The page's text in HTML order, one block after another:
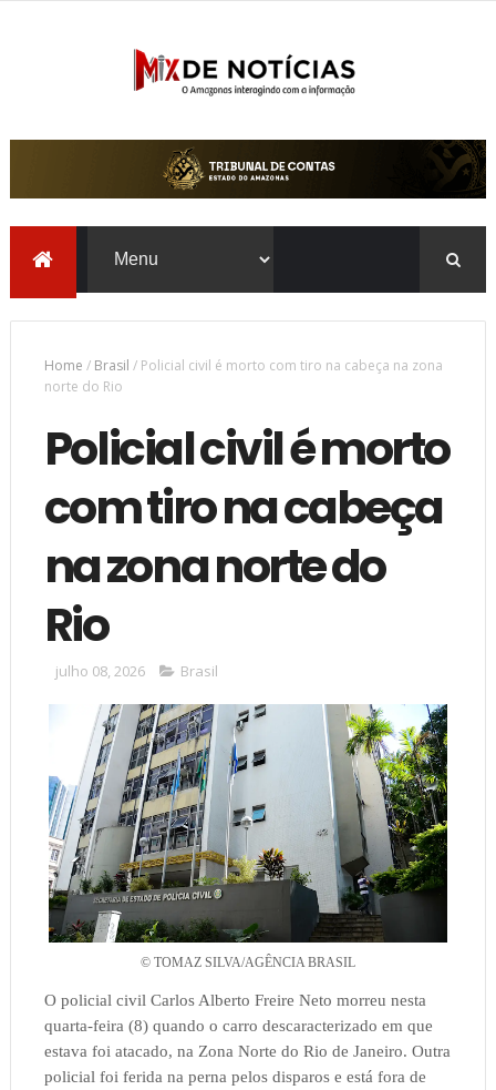
Home / Brasil / Policial civil é morto com tiro na cabeça na zona
norte do Rio
Policial civil é morto
com tiro na cabeça
na zona norte do
Rio
julho 08, 2026 Brasil
© TOMAZ SILVA/AGÊNCIA BRASIL
O policial civil Carlos Alberto Freire Neto morreu nesta
quarta-feira (8) quando o carro descaracterizado em que
estava foi atacado, na Zona Norte do Rio de Janeiro. Outra
policial foi ferida na perna pelos disparos e está fora de